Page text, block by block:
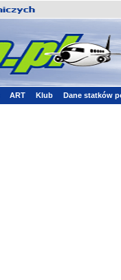
ART Klub Dane statków